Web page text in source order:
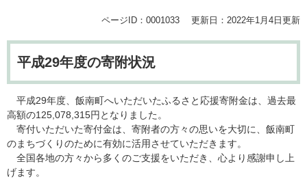
ページID：0001033 更新日：2022年1月4日更新
平成29年度の寄附状況
平成29年度、飯南町へいただいたふるさと応援寄附金は、過去最
高額の125,078,315円となりました。
寄付いただいた寄付金は、寄附者の方々の思いを大切に、飯南町
のまちづくりのために有効に活用させていただきます。
全国各地の方々から多くのご支援をいただき、心より感謝申し上
げます。